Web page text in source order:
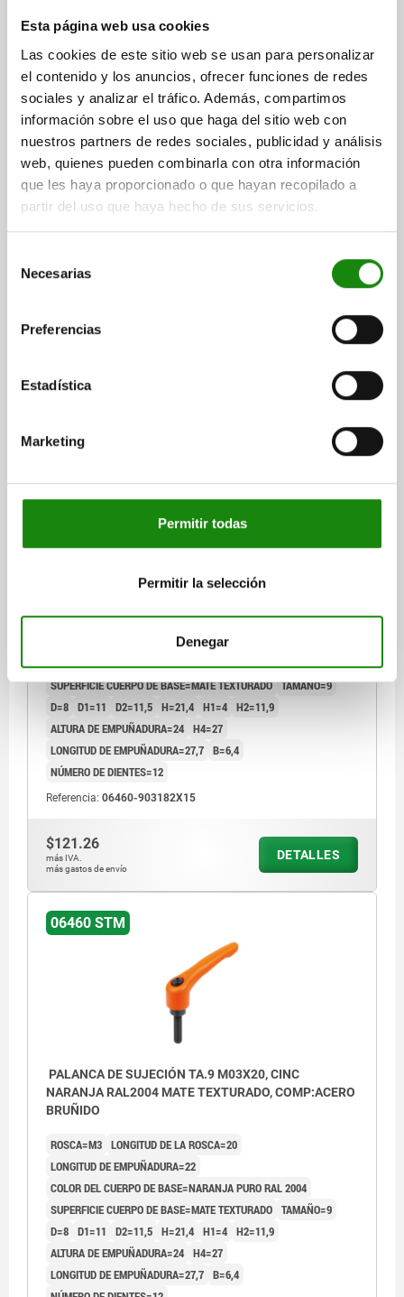
Esta página web usa cookies
Las cookies de este sitio web se usan para personalizar
el contenido y los anuncios, ofrecer funciones de redes
sociales y analizar el tráfico. Además, compartimos
información sobre el uso que haga del sitio web con
nuestros partners de redes sociales, publicidad y análisis
web, quienes pueden combinarla con otra información
que les haya proporcionado o que hayan recopilado a
partir del uso que haya hecho de sus servicios.
Necesarias
Preferencias
Estadística
Marketing
Permitir todas
Permitir la selección
Denegar
PALANCA DE SUJECIÓN TA.9 M03X10, CINC
BRUÑIDO
ROSCA=M3 LONGITUD DE LA ROSCA=10
LONGITUD DE EMPUÑADURA=22
COLOR DEL CUERPO DE BASE=NARANJA PURO RAL 2004
SUPERFICIE CUERPO DE BASE=MATE TEXTURADO TAMAÑO=9
D=8
D1=11 D2=11,5 H=21,4 H1=4
H2=11,9
ALTURA DE EMPUÑADURA=24
H4=27
Referencia:
más IVA.
DETALLES
PALANCA DE SUJECIÓN TA.9 M03X15, CINC
ROSCA=M3 LONGITUD DE LA ROSCA=15
LONGITUD DE EMPUÑADURA=22
COLOR DEL CUERPO DE BASE=NARANJA PURO RAL 2004
SUPERFICIE CUERPO DE BASE=MATE TEXTURADO TAMAÑO=9
D=8 D1=11 D2=11,5 H=21,4 H1=4 H2=11,9
ALTURA DE EMPUÑADURA=24 H4=27
LONGITUD DE EMPUÑADURA=27,7 B=6,4
NÚMERO DE DIENTES=12
Referencia: 06460-903182X15
$121.26
más IVA.
más gastos de envío
DETALLES
06460 STM
PALANCA DE SUJECIÓN TA.9 M03X20, CINC
NARANJA RAL2004 MATE TEXTURADO, COMP:ACERO
BRUÑIDO
ROSCA=M3 LONGITUD DE LA ROSCA=20
LONGITUD DE EMPUÑADURA=22
COLOR DEL CUERPO DE BASE=NARANJA PURO RAL 2004
SUPERFICIE CUERPO DE BASE=MATE TEXTURADO TAMAÑO=9
D=8 D1=11 D2=11,5 H=21,4 H1=4 H2=11,9
ALTURA DE EMPUÑADURA=24 H4=27
LONGITUD DE EMPUÑADURA=27,7 B=6,4